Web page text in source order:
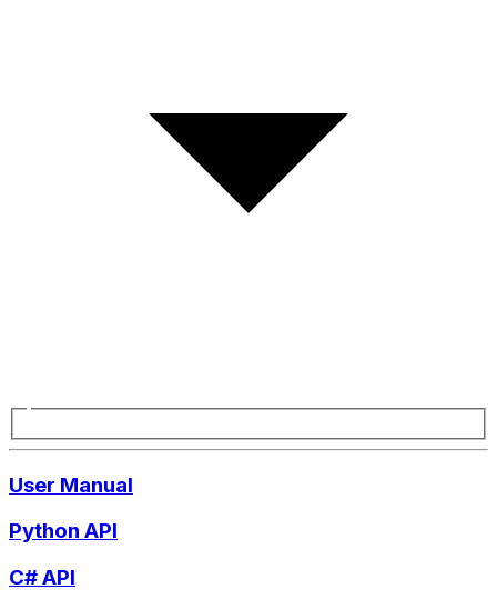
User Manual
Python API
C# API